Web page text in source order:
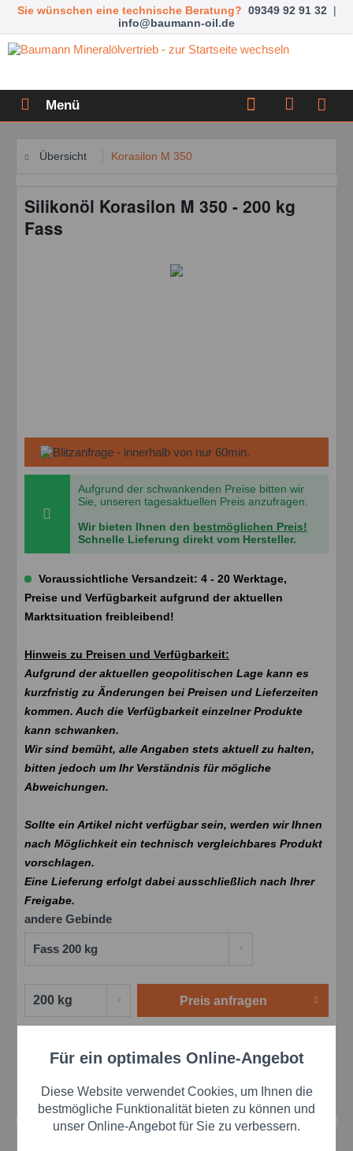
Sie wünschen eine technische Beratung? 09349 92 91 32 |
info@baumann-oil.de
Menü
Übersicht Korasilon M 350
Silikonöl Korasilon M 350 - 200 kg
Fass
Aufgrund der schwankenden Preise bitten wir
Sie, unseren tagesaktuellen Preis anzufragen.
Wir bieten Ihnen den bestmöglichen Preis!
Schnelle Lieferung direkt vom Hersteller.
Voraussichtliche Versandzeit: 4 - 20 Werktage,
Preise und Verfügbarkeit aufgrund der aktuellen
Marktsituation freibleibend!
Hinweis zu Preisen und Verfügbarkeit:
Aufgrund der aktuellen geopolitischen Lage kann es
kurzfristig zu Änderungen bei Preisen und Lieferzeiten
kommen. Auch die Verfügbarkeit einzelner Produkte
kann schwanken.
Wir sind bemüht, alle Angaben stets aktuell zu halten,
bitten jedoch um Ihr Verständnis für mögliche
Abweichungen.
Sollte ein Artikel nicht verfügbar sein, werden wir Ihnen
nach Möglichkeit ein technisch vergleichbares Produkt
vorschlagen.
Eine Lieferung erfolgt dabei ausschließlich nach Ihrer
Freigabe.
andere Gebinde
Preis anfragen
Preis anfragen
Herstellernr.:
1090-46
Funktionale Aktiv
Marketing Aktiv
Für ein optimales Online-Angebot
Diese Website verwendet Cookies, um Ihnen die
bestmögliche Funktionalität bieten zu können und
unser Online-Angebot für Sie zu verbessern.